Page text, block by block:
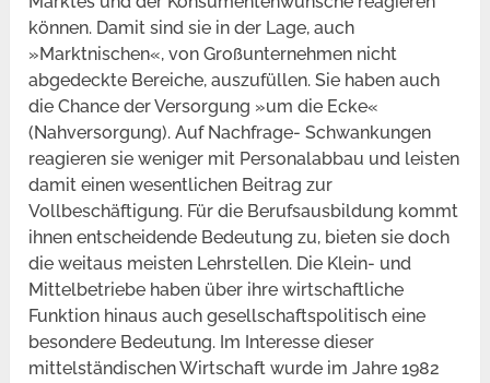
können. Damit sind sie in der Lage, auch
»Marktnischen«, von Großunternehmen nicht
abgedeckte Bereiche, auszufüllen. Sie haben auch
die Chance der Versorgung »um die Ecke«
(Nahversorgung). Auf Nachfrage- Schwankungen
reagieren sie weniger mit Personalabbau und leisten
damit einen wesentlichen Beitrag zur
Vollbeschäftigung. Für die Berufsausbildung kommt
ihnen entscheidende Bedeutung zu, bieten sie doch
die weitaus meisten Lehrstellen. Die Klein- und
Mittelbetriebe haben über ihre wirtschaftliche
Funktion hinaus auch gesellschaftspolitisch eine
besondere Bedeutung. Im Interesse dieser
mittelständischen Wirtschaft wurde im Jahre 1982